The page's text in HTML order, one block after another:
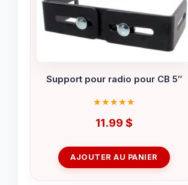
Support pour radio pour CB 5″
11.99 $
AJOUTER AU PANIER